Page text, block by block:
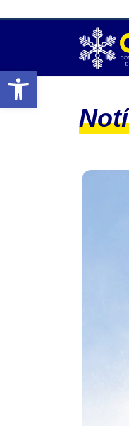
Abrir a